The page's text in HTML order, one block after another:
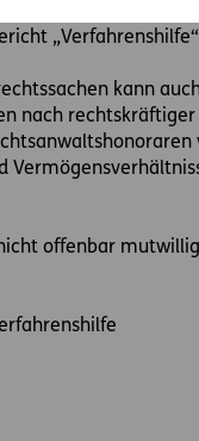
kann
nach
offenbar